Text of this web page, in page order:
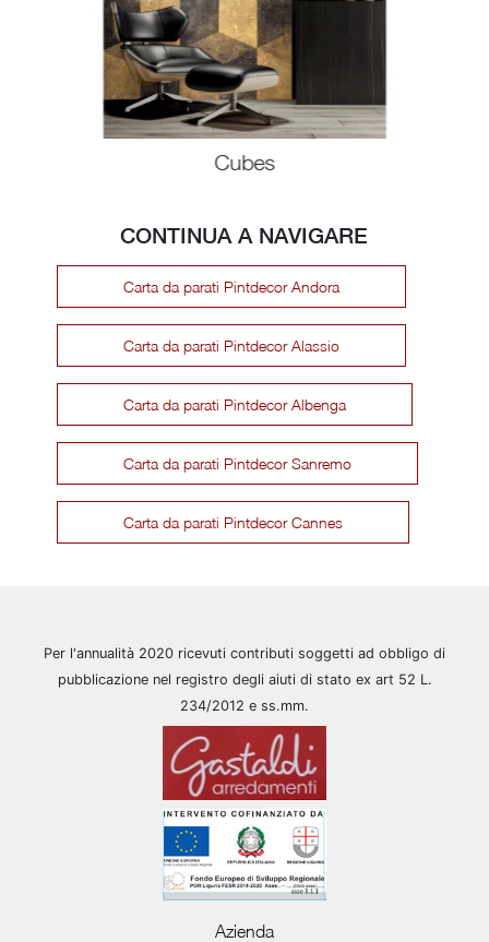
Cubes
CONTINUA A NAVIGARE
Carta da parati Pintdecor Andora
Carta da parati Pintdecor Alassio
Carta da parati Pintdecor Albenga
Carta da parati Pintdecor Sanremo
Carta da parati Pintdecor Cannes
Per l'annualità 2020 ricevuti contributi soggetti ad obbligo di
pubblicazione nel registro degli aiuti di stato ex art 52 L.
234/2012 e ss.mm.
Azienda